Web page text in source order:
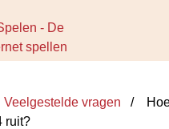
Veelgestelde vragen
ruit?